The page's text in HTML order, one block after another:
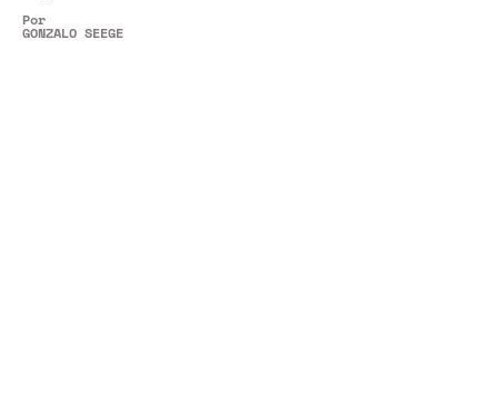
Por
GONZALO SEEGER